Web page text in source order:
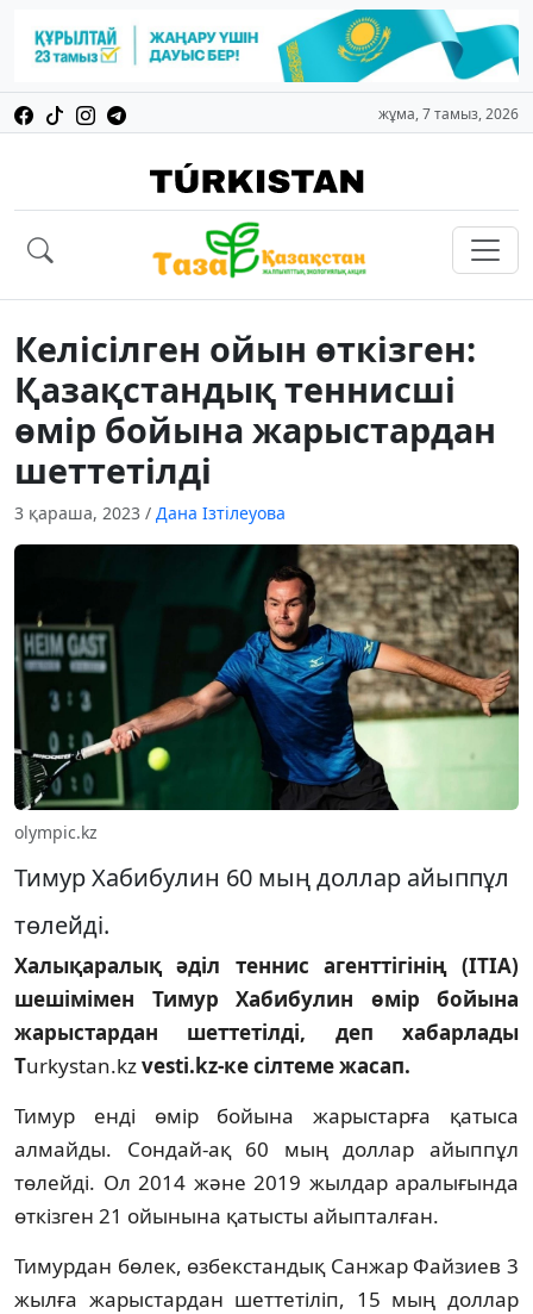
жұма, 7 тамыз, 2026
Келісілген ойын өткізген:
Қазақстандық теннисші
өмір бойына жарыстардан
шеттетілді
3 қараша, 2023 / Дана Ізтілеуова
olympic.kz
Тимур Хабибулин 60 мың доллар айыппұл
төлейді.
Халықаралық әділ теннис агенттігінің (ITIA)
шешімімен Тимур Хабибулин өмір бойына
жарыстардан шеттетілді, деп хабарлады
Turkystan.kzvesti.kz-ке сілтеме жасап.
Тимур енді өмір бойына жарыстарға қатыса
алмайды. Сондай-ақ 60 мың доллар айыппұл
төлейді. Ол 2014 және 2019 жылдар аралығында
өткізген 21 ойынына қатысты айыпталған.
Тимурдан бөлек, өзбекстандық Санжар Файзиев 3
жылға жарыстардан шеттетіліп, 15 мың доллар